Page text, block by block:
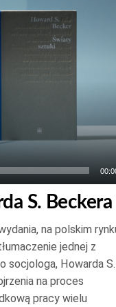
S. Beckera
na polskim
jednej z
socjologa, Howarda S.
na proces
pracy wielu